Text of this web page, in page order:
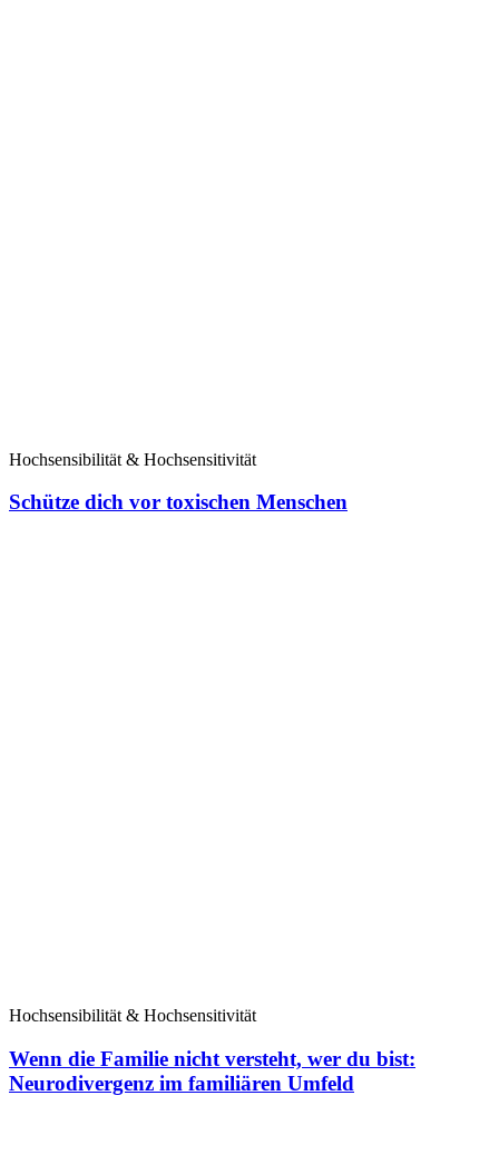
Hochsensibilität & Hochsensitivität
Schütze dich vor toxischen Menschen
Hochsensibilität & Hochsensitivität
Wenn die Familie nicht versteht, wer du bist:
Neurodivergenz im familiären Umfeld